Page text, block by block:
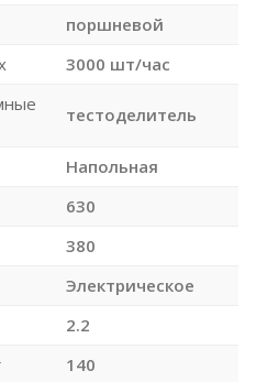
поршневой
3000 шт/час
тестоделитель
Напольная
630
380
Электрическое
2.2
140